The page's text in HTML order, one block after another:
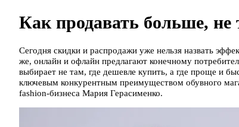
Как продавать больше, не
Сегодня скидки и распродажи уже нельзя назвать
же, онлайн и офлайн предлагают конечному
выбирает не там, где дешевле купить, а где проще и
ключевым конкурентным преимуществом обувного
fashion-бизнеса Мария Герасименко.